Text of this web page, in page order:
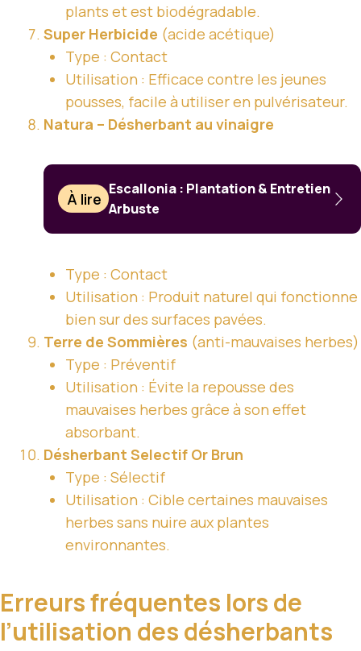
plants et est biodégradable.
Super Herbicide (acide acétique)
Type : Contact
Utilisation : Efficace contre les jeunes
pousses, facile à utiliser en pulvérisateur.
Natura – Désherbant au vinaigre
À lire
Escallonia : Plantation & Entretien
Arbuste
Type : Contact
Utilisation : Produit naturel qui fonctionne
bien sur des surfaces pavées.
Terre de Sommières (anti-mauvaises herbes)
Type : Préventif
Utilisation : Évite la repousse des
mauvaises herbes grâce à son effet
absorbant.
Désherbant Selectif Or Brun
Type : Sélectif
Utilisation : Cible certaines mauvaises
herbes sans nuire aux plantes
environnantes.
Erreurs fréquentes lors de
l’utilisation des désherbants